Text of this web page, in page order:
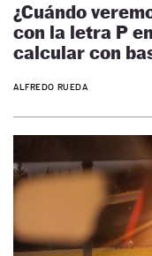
¿Cuándo
con la letra P
calcular con
ALFREDO RUEDA